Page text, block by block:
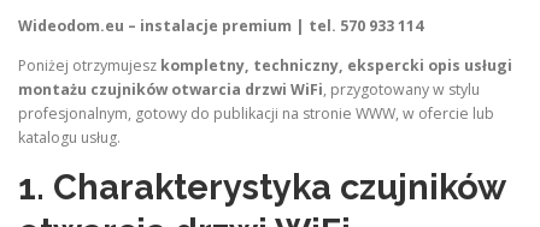
Wideodom.eu – instalacje premium | tel. 570 933 114
Poniżej otrzymujesz kompletny, techniczny, ekspercki opis usługi
montażu czujników otwarcia drzwi WiFi, przygotowany w stylu
profesjonalnym, gotowy do publikacji na stronie WWW, w ofercie lub
katalogu usług.
1. Charakterystyka czujników